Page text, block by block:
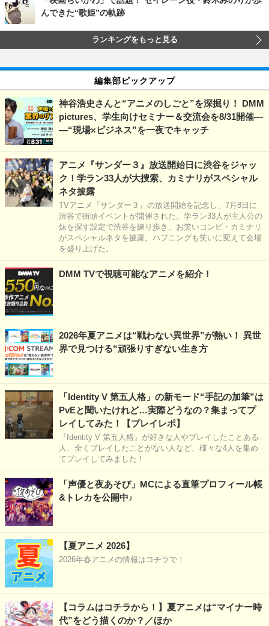
んできた“歌姫”の軌跡
ランキングをもっと見る
編集部ピックアップ
神谷浩史さんと“アニメのしごと”を深掘り！ DMM
pictures、学生向けセミナー＆交流会を8/31開催―
―“現場×ビジネス”を一夜でキャッチ
アニメ『サンダー３』放送開始日に渋谷をジャッ
ク！学ラン33人が大捜索、カミナリがスペシャル
ネタ披露
TVアニメ『サンダー３』の放送開始を記念し、7月8日に
渋谷で街頭イベントが開催された。学ラン33人が主人公の
妹を探す設定で渋谷を練り歩き、お笑いコンビ・カミナリ
がスペシャルネタを披露。ハプニングも笑いに変えて会場
を盛り上げた。
DMM TVで視聴可能なアニメを紹介！
2026年夏アニメは“戦わない異世界”が熱い！ 異世
界で見つける“頑張りすぎない生き方
「Identity V 第五人格」の新モード“手記の加筆”は
PvEと聞いたけれど…実際どうなの？集まってプ
レイしてみた！【プレイレポ】
『Identity V 第五人格』が好きな人やプレイしたことある
人、全くプレイしたことがない人など、様々な4人を集め
てプレイしてみました！
「声優と夜あそび」MCによる直筆プロフィール帳
&トレカを公開中♪
【夏アニメ 2026】
2026年春アニメの情報はコチラで！
【コラムはコチラから！】夏アニメは“マイナー時
代”をどう描くのか？／ほか